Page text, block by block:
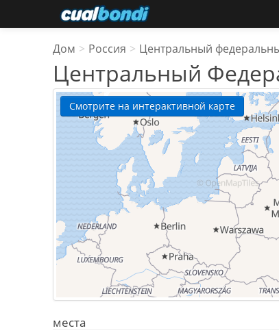
Дом > Россия > Центральный
Центральный
Смотрите на интерактивной карте
места